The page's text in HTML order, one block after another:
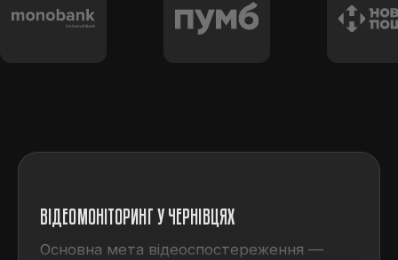
ВІДЕОМОНІТОРИНГ У ЧЕРНІВЦЯХ
Основна мета відеоспостереження —